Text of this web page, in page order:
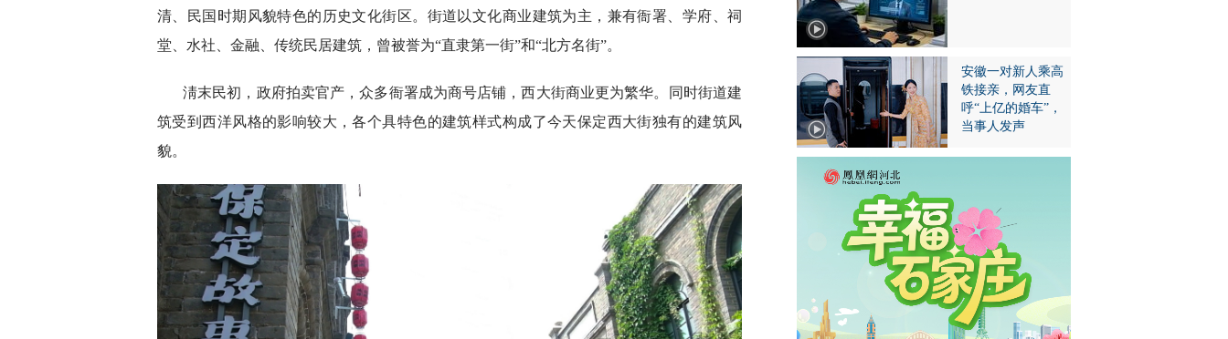
清、民国时期风貌特色的历史文化街区。街道以文化商业建筑为主，兼有衙署、学府、祠
堂、水社、金融、传统民居建筑，曾被誉为“直隶第一街”和“北方名街”。
淸末民初，政府拍卖官产，众多衙署成为商号店铺，西大街商业更为繁华。同时街道建
筑受到西洋风格的影响较大，各个具特色的建筑样式构成了今天保定西大街独有的建筑风
貌。
安徽一对新人乘高
铁接亲，网友直
呼“上亿的婚车”，
当事人发声